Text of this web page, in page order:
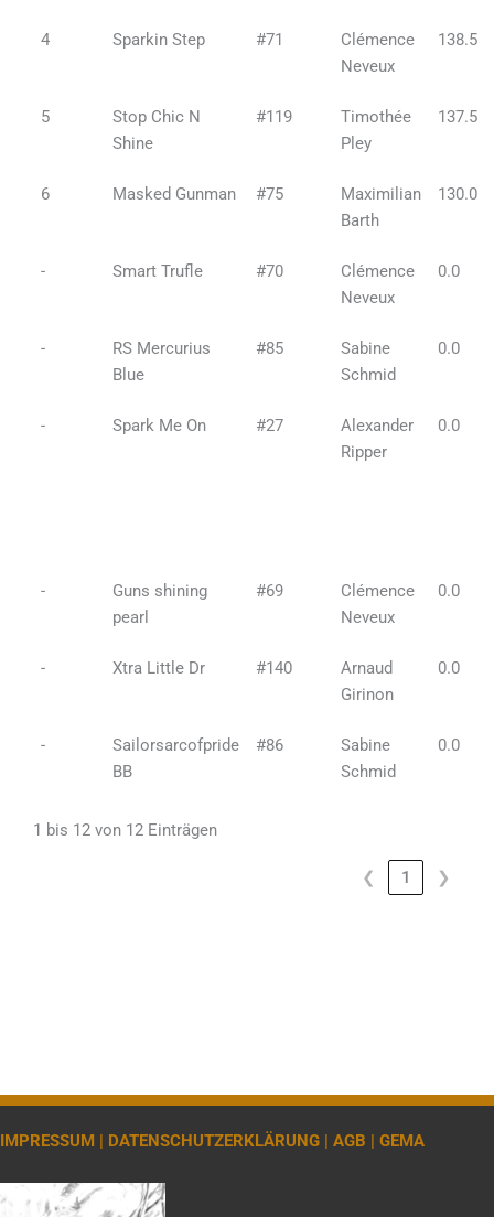
4 Sparkin Step #71
Clémence
Neveux
138.5
5
Stop Chic N
Shine
#119
Timothée
Pley
137.5
6 Masked Gunman #75
Maximilian
Barth
130.0
- Smart Trufle #70
Clémence
Neveux
0.0
-
RS Mercurius
Blue
#85
Sabine
Schmid
0.0
- Spark Me On #27
Alexander
Ripper
0.0
-
Guns shining
pearl
#69
Clémence
Neveux
0.0
- Xtra Little Dr #140
Arnaud
Girinon
0.0
-
Sailorsarcofpride
BB
#86
Sabine
Schmid
0.0
1 bis 12 von 12 Einträgen
❮ 1 ❯
IMPRESSUM | DATENSCHUTZERKLÄRUNG | AGB | GEMA